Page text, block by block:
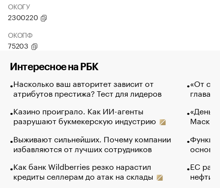
ОКОГУ
2300220
ОКОПФ
75203
Интересное на РБК
Насколько ваш авторитет зависит от
атрибутов престижа? Тест для лидеров
Казино проиграло. Как ИИ-агенты
разрушают букмекерскую индустрию
Выживают сильнейших. Почему компании
избавляются от лучших сотрудников
Как банк Wildberries резко нарастил
кредиты селлерам до атак на склады
«От
глава
Маск в
основ
ЕС
нефти